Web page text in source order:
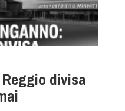
divisa